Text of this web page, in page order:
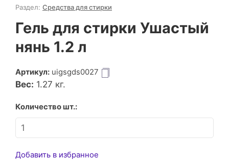
Раздел: Средства для стирки
Гель для стирки Ушастый
нянь 1.2 л
Артикул: uigsgds0027
Вес: 1.27 кг.
Количество шт.:
Добавить в избранное